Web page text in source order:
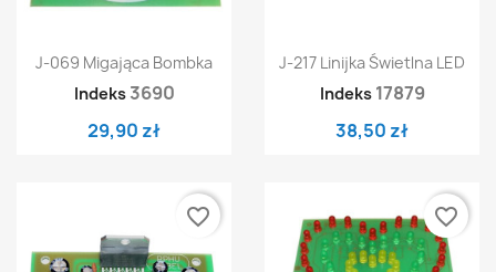
J-069 Migająca Bombka
Indeks 3690
29,90 zł
J-217 Linijka Świetlna LED
Indeks 17879
38,50 zł
favorite_border favorite_border